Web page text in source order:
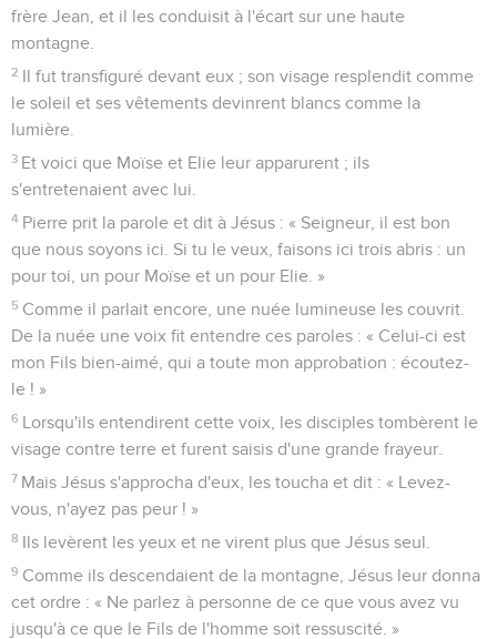
frère Jean, et il les conduisit à l'écart sur une haute
montagne.
2 Il fut transfiguré devant eux ; son visage resplendit comme
le soleil et ses vêtements devinrent blancs comme la
lumière.
3 Et voici que Moïse et Elie leur apparurent ; ils
s'entretenaient avec lui.
4 Pierre prit la parole et dit à Jésus : « Seigneur, il est bon
que nous soyons ici. Si tu le veux, faisons ici trois abris : un
pour toi, un pour Moïse et un pour Elie. »
5 Comme il parlait encore, une nuée lumineuse les couvrit.
De la nuée une voix fit entendre ces paroles : « Celui-ci est
mon Fils bien-aimé, qui a toute mon approbation : écoutez-
le ! »
6 Lorsqu'ils entendirent cette voix, les disciples tombèrent le
visage contre terre et furent saisis d'une grande frayeur.
7 Mais Jésus s'approcha d'eux, les toucha et dit : « Levez-
vous, n'ayez pas peur ! »
8 Ils levèrent les yeux et ne virent plus que Jésus seul.
9 Comme ils descendaient de la montagne, Jésus leur donna
cet ordre : « Ne parlez à personne de ce que vous avez vu
jusqu'à ce que le Fils de l'homme soit ressuscité. »